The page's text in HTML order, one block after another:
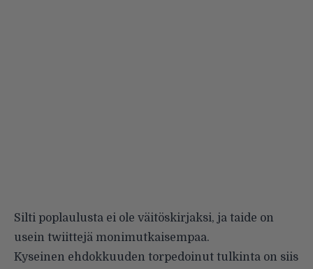
Silti poplaulusta ei ole väitöskirjaksi, ja taide on
usein twiittejä monimutkaisempaa.
Kyseinen ehdokkuuden torpedoinut tulkinta on siis